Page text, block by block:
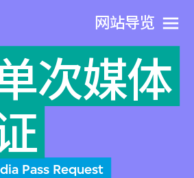
网站导览
次媒体
Pass Request